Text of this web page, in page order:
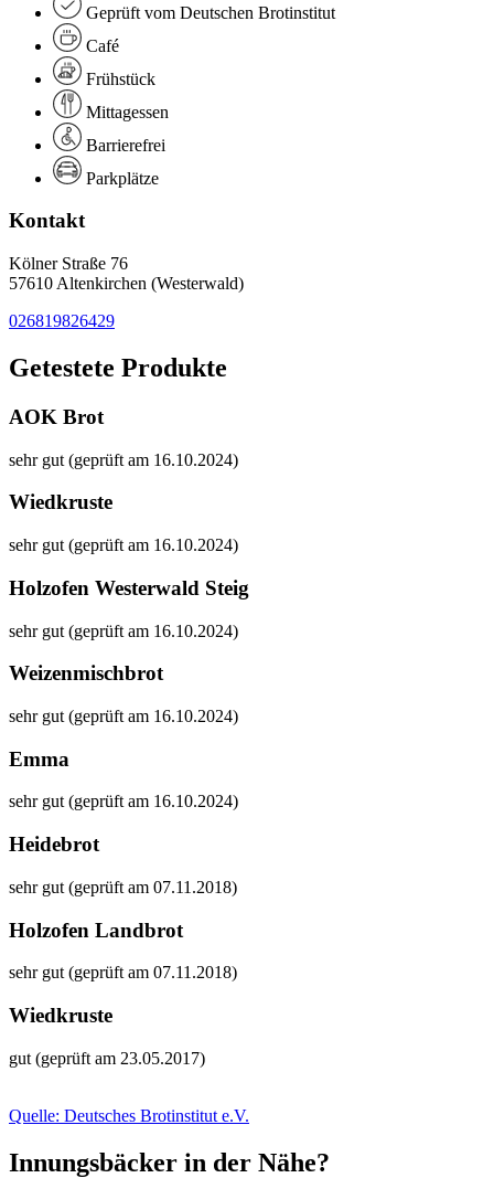
Geprüft vom Deutschen Brotinstitut
Café
Frühstück
Mittagessen
Barrierefrei
Parkplätze
Kontakt
Kölner Straße 76
57610 Altenkirchen (Westerwald)
026819826429
Getestete Produkte
AOK Brot
sehr gut (geprüft am 16.10.2024)
Wiedkruste
sehr gut (geprüft am 16.10.2024)
Holzofen Westerwald Steig
sehr gut (geprüft am 16.10.2024)
Weizenmischbrot
sehr gut (geprüft am 16.10.2024)
Emma
sehr gut (geprüft am 16.10.2024)
Heidebrot
sehr gut (geprüft am 07.11.2018)
Holzofen Landbrot
sehr gut (geprüft am 07.11.2018)
Wiedkruste
gut (geprüft am 23.05.2017)
Quelle: Deutsches Brotinstitut e.V.
Innungsbäcker in der Nähe?